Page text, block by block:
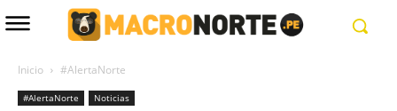
Inicio #AlertaNorte
#AlertaNorte Noticias